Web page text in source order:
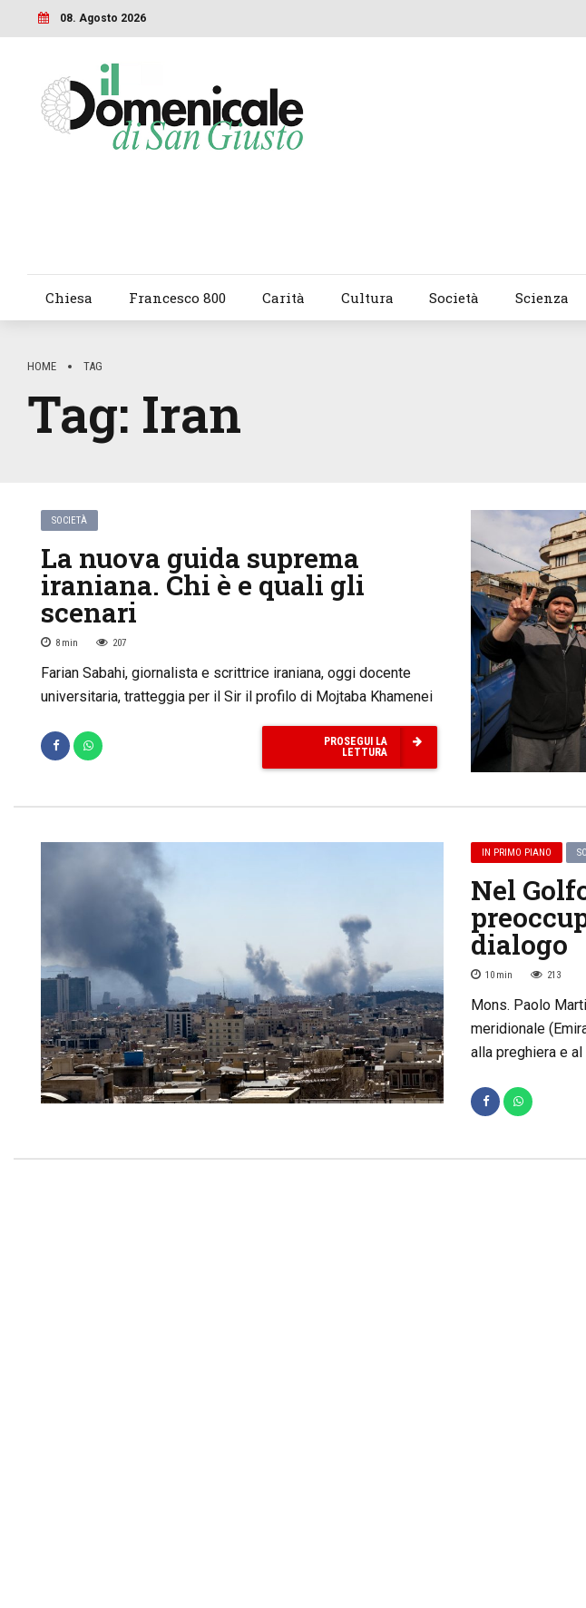
08. Agosto 2026
Chiesa Francesco 800 Carità Cultura Società Scienza
HOME TAG
Tag: Iran
SOCIETÀ
La nuova guida suprema
iraniana. Chi è e quali gli
scenari
8 min 207
Farian Sabahi, giornalista e scrittrice iraniana, oggi docente
universitaria, tratteggia per il Sir il profilo di Mojtaba Khamenei
PROSEGUI LA
LETTURA
IN PRIMO PIANO
Nel
dialogo
10 min 213
Mons. Paolo
meridionale
alla preghiera e